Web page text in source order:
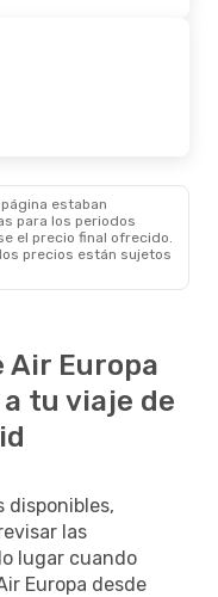
estaban
para los periodos
el precio final ofrecido.
precios están sujetos
Europa
tu viaje de
disponibles,
las
lugar cuando
Europa desde